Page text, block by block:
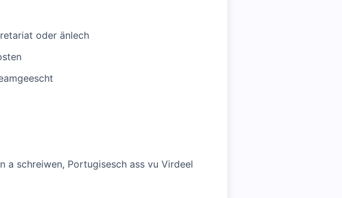
oder änlech
a schreiwen, Portugisesch ass vu Virdeel